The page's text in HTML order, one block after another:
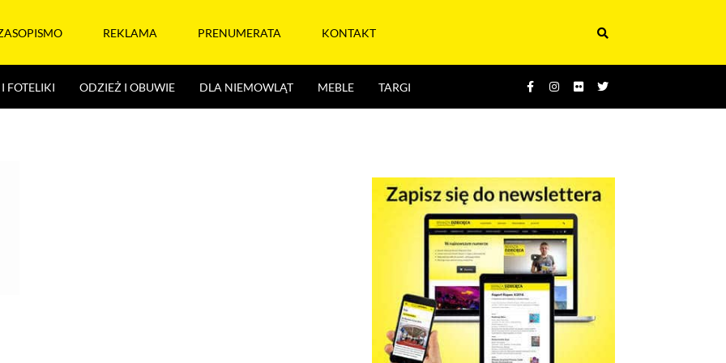
REKLAMA PRENUMERATA KONTAKT
FOTELIKI ODZIEŻ I OBUWIE DLA NIEMOWLĄT MEBLE TARGI